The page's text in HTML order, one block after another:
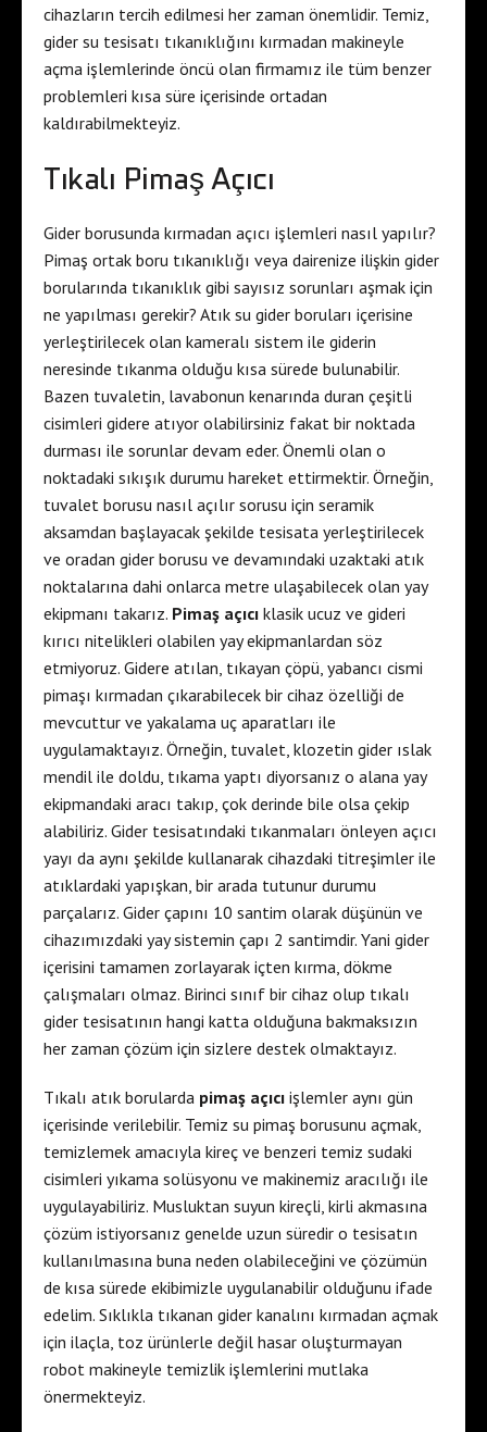
cihazların tercih edilmesi her zaman önemlidir. Temiz,
gider su tesisatı tıkanıklığını kırmadan makineyle
açma işlemlerinde öncü olan firmamız ile tüm benzer
problemleri kısa süre içerisinde ortadan
kaldırabilmekteyiz.
Tıkalı Pimaş Açıcı
Gider borusunda kırmadan açıcı işlemleri nasıl yapılır?
Pimaş ortak boru tıkanıklığı veya dairenize ilişkin gider
borularında tıkanıklık gibi sayısız sorunları aşmak için
ne yapılması gerekir? Atık su gider boruları içerisine
yerleştirilecek olan kameralı sistem ile giderin
neresinde tıkanma olduğu kısa sürede bulunabilir.
Bazen tuvaletin, lavabonun kenarında duran çeşitli
cisimleri gidere atıyor olabilirsiniz fakat bir noktada
durması ile sorunlar devam eder. Önemli olan o
noktadaki sıkışık durumu hareket ettirmektir. Örneğin,
tuvalet borusu nasıl açılır sorusu için seramik
aksamdan başlayacak şekilde tesisata yerleştirilecek
ve oradan gider borusu ve devamındaki uzaktaki atık
noktalarına dahi onlarca metre ulaşabilecek olan yay
ekipmanı takarız. Pimaş açıcı klasik ucuz ve gideri
kırıcı nitelikleri olabilen yay ekipmanlardan söz
etmiyoruz. Gidere atılan, tıkayan çöpü, yabancı cismi
pimaşı kırmadan çıkarabilecek bir cihaz özelliği de
mevcuttur ve yakalama uç aparatları ile
uygulamaktayız. Örneğin, tuvalet, klozetin gider ıslak
mendil ile doldu, tıkama yaptı diyorsanız o alana yay
ekipmandaki aracı takıp, çok derinde bile olsa çekip
alabiliriz. Gider tesisatındaki tıkanmaları önleyen açıcı
yayı da aynı şekilde kullanarak cihazdaki titreşimler ile
atıklardaki yapışkan, bir arada tutunur durumu
parçalarız. Gider çapını 10 santim olarak düşünün ve
cihazımızdaki yay sistemin çapı 2 santimdir. Yani gider
içerisini tamamen zorlayarak içten kırma, dökme
çalışmaları olmaz. Birinci sınıf bir cihaz olup tıkalı
gider tesisatının hangi katta olduğuna bakmaksızın
her zaman çözüm için sizlere destek olmaktayız.
Tıkalı atık borularda pimaş açıcı işlemler aynı gün
içerisinde verilebilir. Temiz su pimaş borusunu açmak,
temizlemek amacıyla kireç ve benzeri temiz sudaki
cisimleri yıkama solüsyonu ve makinemiz aracılığı ile
uygulayabiliriz. Musluktan suyun kireçli, kirli akmasına
çözüm istiyorsanız genelde uzun süredir o tesisatın
kullanılmasına buna neden olabileceğini ve çözümün
de kısa sürede ekibimizle uygulanabilir olduğunu ifade
edelim. Sıklıkla tıkanan gider kanalını kırmadan açmak
için ilaçla, toz ürünlerle değil hasar oluşturmayan
robot makineyle temizlik işlemlerini mutlaka
önermekteyiz.